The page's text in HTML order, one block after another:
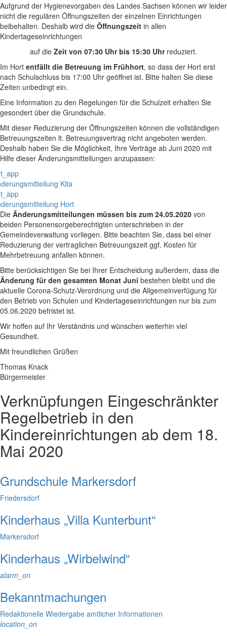
Aufgrund der Hygienevorgaben des Landes Sachsen können wir leider
nicht die regulären Öffnungszeiten der einzelnen Einrichtungen
beibehalten. Deshalb wird die Öffnungszeit in allen
Kindertageseinrichtungen
auf die Zeit von 07:30 Uhr bis 15:30 Uhrreduziert.
Im Hort entfällt die Betreuung im Frühhort, so dass der Hort erst
nach Schulschluss bis 17:00 Uhr geöffnet ist. Bitte halten Sie diese
Zeiten unbedingt ein.
Eine Information zu den Regelungen für die Schulzeit erhalten Sie
gesondert über die Grundschule.
Mit dieser Reduzierung der Öffnungszeiten können die vollständigen
Betreuungszeiten lt. Betreuungsvertrag nicht angeboten werden.
Deshalb haben Sie die Möglichkeit, Ihre Verträge ab Juni 2020 mit
Hilfe dieser Änderungsmitteilungen anzupassen:
Kita
Hort
Die Änderungsmitteilungen müssen bis zum 24.05.2020 von
beiden Personensorgeberechtigten unterschrieben in der
Gemeindeverwaltung vorliegen. Bitte beachten Sie, dass bei einer
Reduzierung der vertraglichen Betreuungszeit ggf. Kosten für
Mehrbetreuung anfallen können.
Bitte berücksichtigen Sie bei Ihrer Entscheidung außerdem, dass die
Änderung für den gesamten Monat Juni bestehen bleibt und die
aktuelle Corona-Schutz-Verordnung und die Allgemeinverfügung für
den Betrieb von Schulen und Kindertageseinrichtungen nur bis zum
05.06.2020 befristet ist.
Wir hoffen auf Ihr Verständnis und wünschen weiterhin viel
Gesundheit.
Mit freundlichen Grüßen
Thomas Knack
Bürgermeister
Verknüpfungen Eingeschränkter
Regelbetrieb in den
Kindereinrichtungen ab dem 18.
Mai 2020
Grundschule Markersdorf
Friedersdorf
Kinderhaus „Villa Kunterbunt“
Markersdorf
Kinderhaus „Wirbelwind“
alarm_on
Bekanntmachungen
Redaktionelle Wiedergabe amtlicher Informationen
location_on